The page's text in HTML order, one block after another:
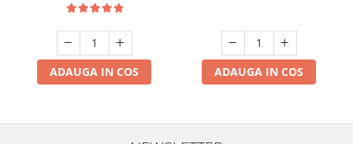
ADAUGA IN COS ADAUGA IN COS